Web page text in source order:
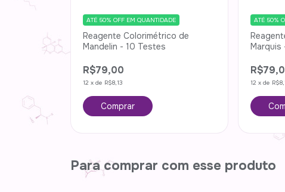
Reagente Colorimétrico de
Mandelin - 10 Testes
R$79,00
12 x de R$8,13
ATÉ 50% OFF EM QUANTIDADE
Marquis
12 x de
ATÉ 50%
Para comprar com esse produto